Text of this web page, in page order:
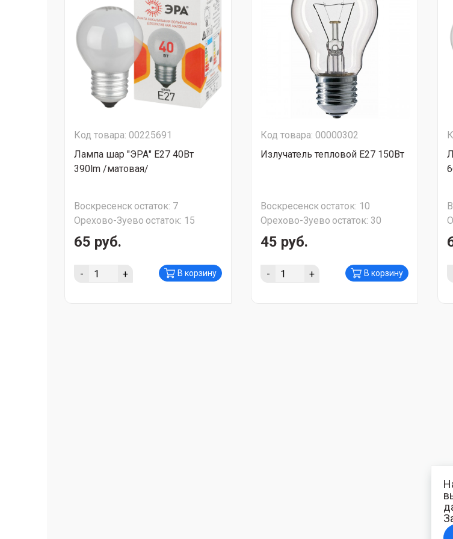
Код товара: 00225691
Лампа шар "ЭРА" Е27 40Вт
390lm /матовая/
Воскресенскостаток: 7
Орехово-Зуево остаток: 15
65 руб.
- + В корзину
Код товара: 00000302
Излучатель тепловой Е27 150Вт
Воскресенскостаток: 10
Орехово-Зуево остаток: 30
45 руб.
- + В корзину